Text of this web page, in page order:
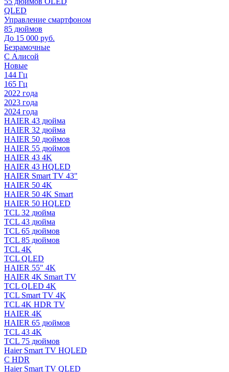
QLED
Управление смартфоном
85 дюймов
До 15 000 руб.
Безрамочные
С Алисой
Новые
144 Гц
165 Гц
2022 года
2023 года
2024 года
HAIER 43 дюйма
HAIER 32 дюйма
HAIER 50 дюймов
HAIER 55 дюймов
HAIER 43 4K
HAIER 43 HQLED
HAIER Smart TV 43"
HAIER 50 4K
HAIER 50 4K Smart
HAIER 50 HQLED
TCL 32 дюйма
TCL 43 дюйма
TCL 65 дюймов
TCL 85 дюймов
TCL 4K
TCL QLED
HAIER 55" 4K
HAIER 4K Smart TV
TCL QLED 4K
TCL Smart TV 4K
TCL 4K HDR TV
HAIER 4K
HAIER 65 дюймов
TCL 43 4K
TCL 75 дюймов
Haier Smart TV HQLED
С HDR
Haier Smart TV QLED